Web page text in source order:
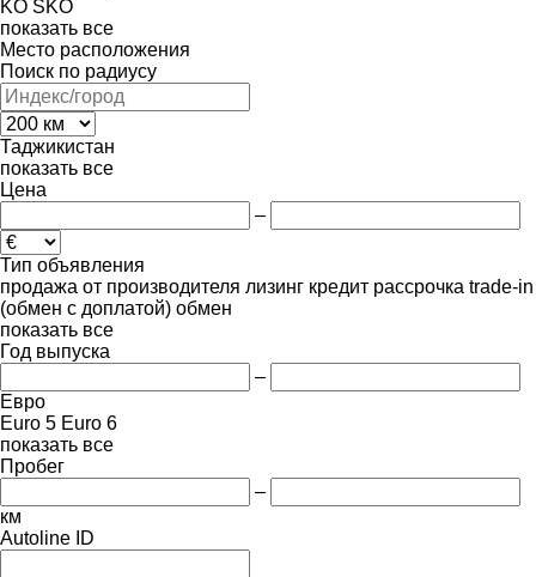
KO SKO
показать все
Место расположения
Поиск по радиусу
Таджикистан
показать все
Цена
–
Тип объявления
продажа от производителя лизинг кредит рассрочка trade-in
(обмен с доплатой) обмен
показать все
Год выпуска
–
Евро
Euro 5 Euro 6
показать все
Пробег
–
км
Autoline ID